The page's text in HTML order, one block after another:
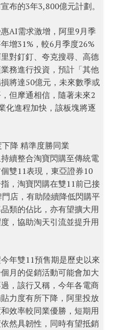
布的3年3,800億元計劃。
AI需求激增，阿里9月季
增31%，較6月季度26%
對釘釘、夸克搜尋、高德
務進行投資，預計「其他
將達50億元，未來數季或
但摩通相信，隨著未來2
化進程加快，該板塊將逐
降 精準度勝同業
續整合淘寶閃購至傳統電
雙11表現，東亞證券10
，淘寶閃購在雙11前已接
店，有助陸續降低閃購平
類的佔比，亦有望擴大用
，協助淘天引流並提升用
年雙11預售期是歷史以來
月的促銷活動可能會加大
，該行又稱，今年各電商
力度有所下降，阿里投放
效率較同業優勝，短期用
然具韌性，同時有望抵銷